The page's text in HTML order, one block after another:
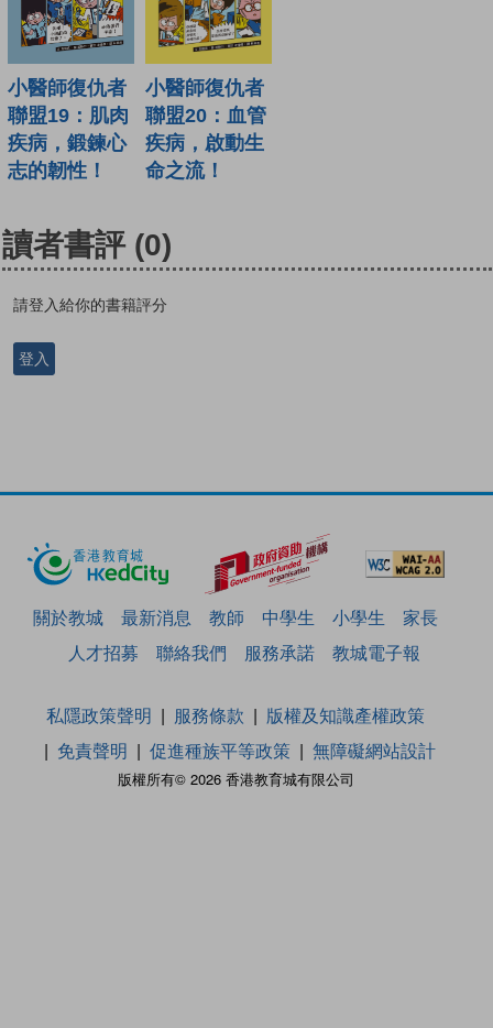
小醫師復仇者
聯盟19：肌肉
疾病，鍛鍊心
志的韌性！
小醫師復仇者
聯盟20：血管
疾病，啟動生
命之流！
讀者書評 (0)
請登入給你的書籍評分
登入
關於教城 最新消息 教師 中學生 小學生
家長
人才招募
聯絡我們 服務承諾 教城電子報
版權所有© 2026 香港教育城有限公司
私隱政策聲明 服務條款
版權及知識產權政策
免責聲明
促進種族平等政策 無障礙網站設計